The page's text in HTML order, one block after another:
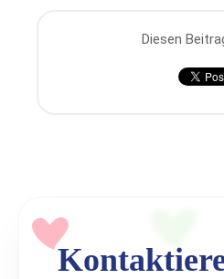
Diesen